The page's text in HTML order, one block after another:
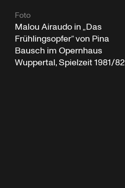
Foto
Malou Airaudo in „Das
Frühlingsopfer“ von Pina
Bausch im Opernhaus
Wuppertal, Spielzeit 1981/82